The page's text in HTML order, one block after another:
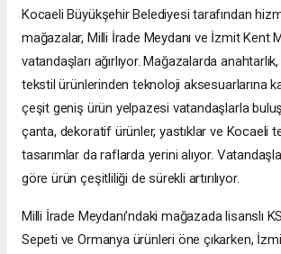
Kocaeli Büyükşehir Belediyesi tarafından
mağazalar, Milli İrade Meydanı ve İzmit Kent
vatandaşları ağırlıyor. Mağazalarda
tekstil ürünlerinden teknoloji aksesuarlarına
çeşit geniş ürün yelpazesi vatandaşlarla
çanta, dekoratif ürünler, yastıklar ve Kocaeli
tasarımlar da raflarda yerini alıyor.
göre ürün çeşitliliği de sürekli artırılıyor.
Milli İrade Meydanı’ndaki mağazada lisanslı
Sepeti ve Ormanya ürünleri öne çıkarken,